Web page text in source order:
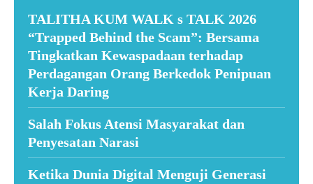
TALITHA KUM WALK s TALK 2026
“Trapped Behind the Scam”: Bersama
Tingkatkan Kewaspadaan terhadap
Perdagangan Orang Berkedok Penipuan
Kerja Daring
Salah Fokus Atensi Masyarakat dan
Penyesatan Narasi
Ketika Dunia Digital Menguji Generasi